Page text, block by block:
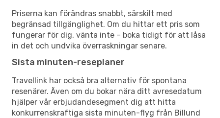
Priserna kan förändras snabbt, särskilt med
begränsad tillgänglighet. Om du hittar ett pris som
fungerar för dig, vänta inte – boka tidigt för att låsa
in det och undvika överraskningar senare.
Sista minuten-reseplaner
Travellink har också bra alternativ för spontana
resenärer. Även om du bokar nära ditt avresedatum
hjälper vår erbjudandesegment dig att hitta
konkurrenskraftiga sista minuten-flyg från Billund